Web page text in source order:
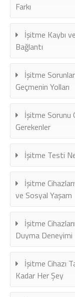
Farkı
İşitme Kaybı
Bağlantı
İşitme
Geçmenin Yolları
İşitme Sorunu
Gerekenler
İşitme Testi
İşitme
ve Sosyal Yaşam
İşitme
Duyma Deneyimi
İşitme Cihazı
Kadar Her Şey